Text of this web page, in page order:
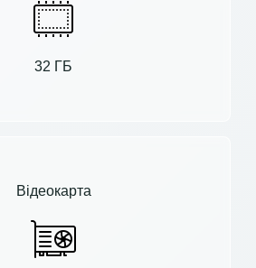
32 ГБ
Відеокарта